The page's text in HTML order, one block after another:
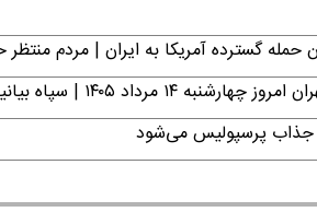
گسترده آمریکا به ایران | مردم منتظر
| سپاه بیانیه صادر کرد
جذاب پرسپولیس می‌شود